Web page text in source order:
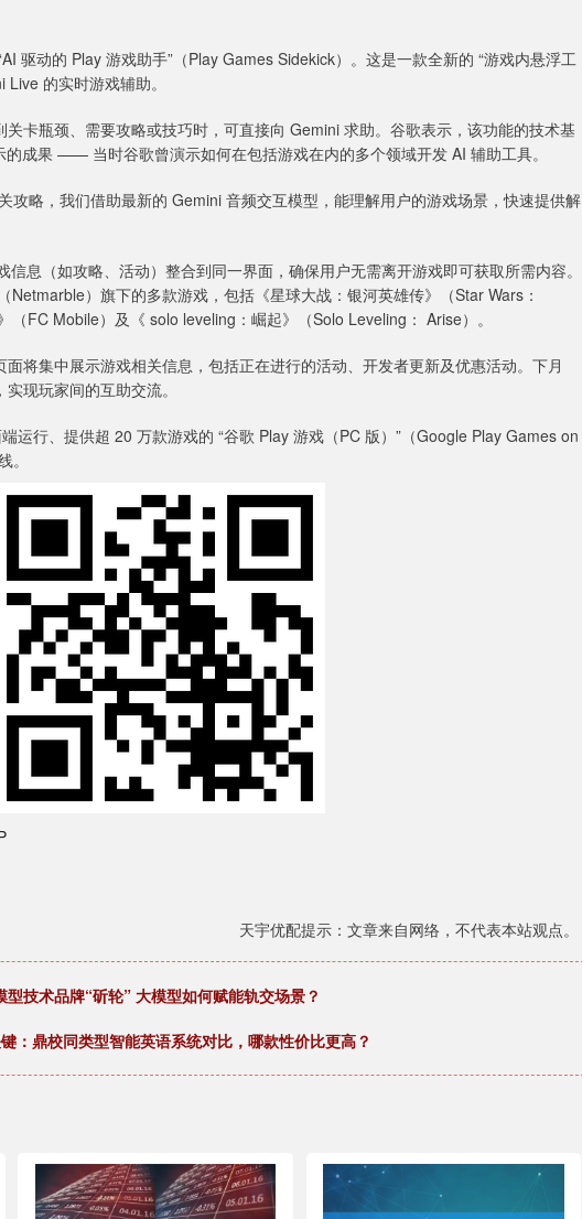
动的 Play 游戏助手”（Play Games Sidekick）。这是一款全新的 “游戏内悬浮工
的实时游戏辅助。
瓶颈、需要攻略或技巧时，可直接向 Gemini 求助。谷歌表示，该功能的技术基
成果 —— 当时谷歌曾演示如何在包括游戏在内的多个领域开发 AI 辅助工具。
略，我们借助最新的 Gemini 音频交互模型，能理解用户的游戏场景，快速提供解
息（如攻略、活动）整合到同一界面，确保用户无需离开游戏即可获取所需内容。
Netmarble）旗下的多款游戏，包括《星球大战：银河英雄传》（Star Wars：
FC Mobile）及《 solo leveling：崛起》（Solo Leveling： Arise）。
将集中展示游戏相关信息，包括正在进行的活动、开发者更新及优惠活动。下月
现玩家间的互助交流。
行、提供超 20 万款游戏的 “谷歌 Play 游戏（PC 版）”（Google Play Games on
。
天宇优配提示：文章来自网络，不代表本站观点。
技术品牌“斫轮” 大模型如何赋能轨交场景？
：鼎校同类型智能英语系统对比，哪款性价比更高？